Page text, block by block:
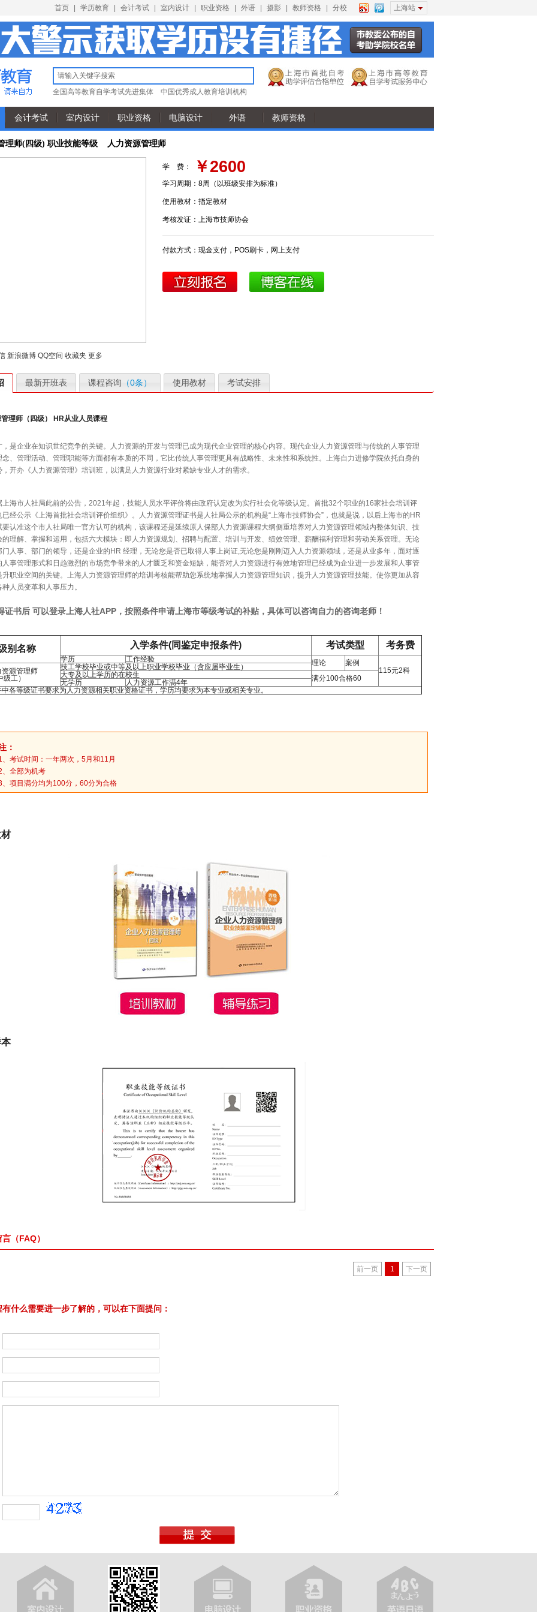
上海站
首页 学历教育 会计考试 室内设计 职业资格 外语 摄影 教师资格 分校
全国高等教育自学考试先进集体 中国优秀成人教育培训机构
会计考试 室内设计 职业资格 电脑设计 外语 教师资格
理师(四级) 职业技能等级 人力资源管理师
学 费： ￥2600
学习周期： 8周（以班级安排为标准）
使用教材： 指定教材
考核发证： 上海市技师协会
付款方式： 现金支付，POS刷卡，网上支付
新浪微博 QQ空间 收藏夹 更多
最新开班表 课程咨询 （0条） 使用教材 考试安排
管理师（四级） HR从业人员课程
，是企业在知识世纪竞争的关键。人力资源的开发与管理已成为现代企业管理的核心内容。现代企业人力资源管理与传统的人事管理
念、管理活动、管理职能等方面都有本质的不同，它比传统人事管理更具有战略性、未来性和系统性。上海自力进修学院依托自身的
，开办《人力资源管理》培训班，以满足人力资源行业对紧缺专业人才的需求。
上海市人社局此前的公告，2021年起，技能人员水平评价将由政府认定改为实行社会化等级认定。首批32个职业的16家社会培训评
已经公示《上海首批社会培训评价组织》。人力资源管理证书是人社局公示的机构是“上海市技师协会”，也就是说，以后上海市的HR
要认准这个市人社局唯一官方认可的机构，该课程还是延续原人保部人力资源课程大纲侧重培养对人力资源管理领域内整体知识、技
的理解、掌握和运用，包括六大模块：即人力资源规划、招聘与配置、培训与开发、绩效管理、薪酬福利管理和劳动关系管理。无论
门人事、部门的领导，还是企业的HR 经理，无论您是否已取得人事上岗证,无论您是刚刚迈入人力资源领域，还是从业多年，面对逐
人事管理形式和日趋激烈的市场竞争带来的人才匮乏和资金短缺，能否对人力资源进行有效地管理已经成为企业进一步发展和人事管
升职业空间的关键。上海人力资源管理师的培训考核能帮助您系统地掌握人力资源管理知识，提升人力资源管理技能。使你更加从容
人员变革和人事压力。
证书后 可以登录上海人社APP，按照条件申请上海市等级考试的补贴，具体可以咨询自力的咨询老师！
别名称 入学条件(同鉴定申报条件) 考试类型 考务费
学历 工作经验 理论
案例
115元2科
资源管理师
级工）
技工学校毕业或中等及以上职业学校毕业（含应届毕业生）
大专及以上学历的在校生
满分100合格60
无学历
人力资源工作满4年
中各等级证书要求为人力资源相关职业资格证书，学历均要求为本专业或相关专业。
：
、考试时间：一年两次，5月和11月
、全部为机考
、项目满分均为100分，60分为合格
（FAQ）
前一页 1 下一页
什么需要进一步了解的，可以在下面提问：